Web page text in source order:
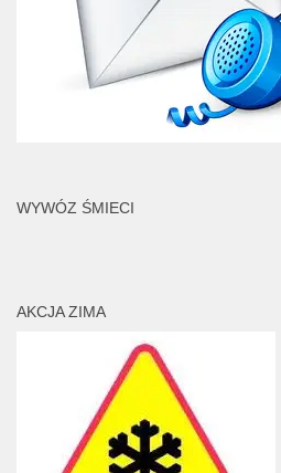
WYWÓZ ŚMIECI
AKCJA ZIMA